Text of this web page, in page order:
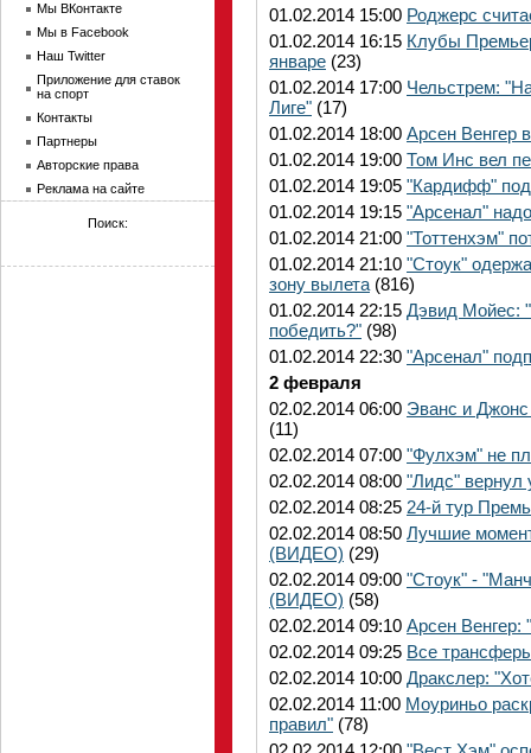
01.02.2014 15:00 Роджерс
01.02.2014 16:15 Клубы
январе (23)
01.02.2014 17:00 Чельстрем:
Лиге" (17)
01.02.2014 18:00 Арсен Венгер
01.02.2014 19:00 Том Инс вел
01.02.2014 19:05 "Кардифф"
01.02.2014 19:15 "Арсенал"
01.02.2014 21:00 "Тоттенхэм"
01.02.2014 21:10 "Стоук"
зону вылета (816)
01.02.2014 22:15 Дэвид Мойес:
победить?" (98)
01.02.2014 22:30 "Арсенал"
2 февраля
02.02.2014 06:00 Эванс и
(11)
02.02.2014 07:00 "Фулхэм" не
02.02.2014 08:00 "Лидс" вернул
02.02.2014 08:25 24-й тур
02.02.2014 08:50 Лучшие
(ВИДЕО) (29)
02.02.2014 09:00 "Стоук" -
(ВИДЕО) (58)
02.02.2014 09:10 Арсен Венгер:
02.02.2014 09:25 Все
02.02.2014 10:00 Дракслер:
02.02.2014 11:00 Моуриньо
правил" (78)
Мы ВКонтакте
Мы в Facebook
Наш Twitter
Приложение для ставок
на спорт
Контакты
Партнеры
Авторские права
Реклама на сайте
Поиск: